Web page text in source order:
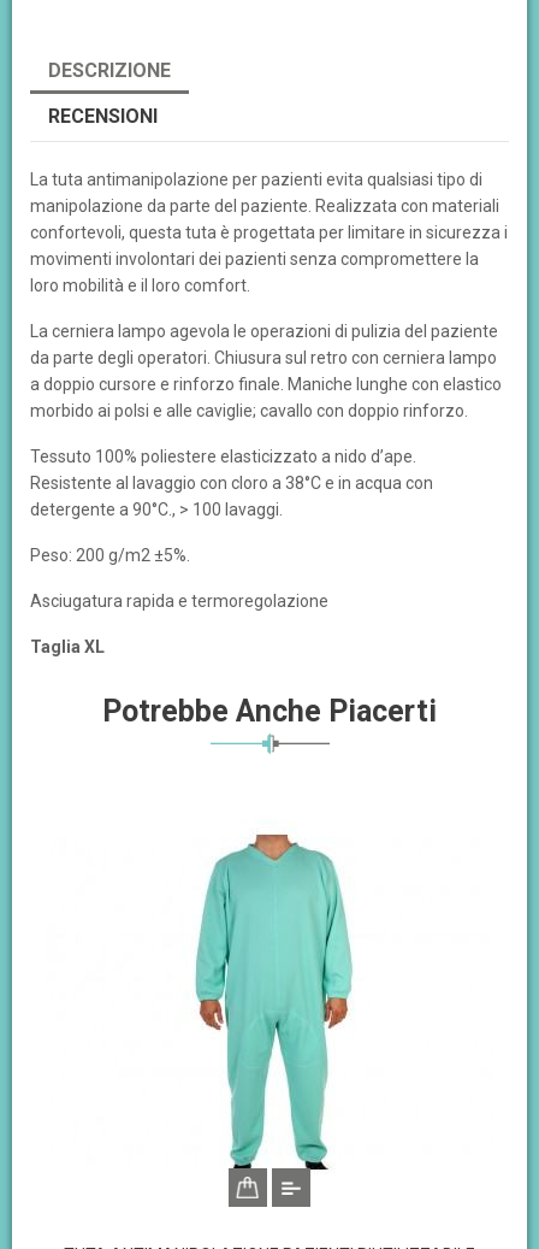
DESCRIZIONE
RECENSIONI
La tuta antimanipolazione per pazienti evita qualsiasi tipo di
manipolazione da parte del paziente. Realizzata con materiali
confortevoli, questa tuta è progettata per limitare in sicurezza i
movimenti involontari dei pazienti senza compromettere la
loro mobilità e il loro comfort.
La cerniera lampo agevola le operazioni di pulizia del paziente
da parte degli operatori. Chiusura sul retro con cerniera lampo
a doppio cursore e rinforzo finale. Maniche lunghe con elastico
morbido ai polsi e alle caviglie; cavallo con doppio rinforzo.
Tessuto 100% poliestere elasticizzato a nido d’ape.
Resistente al lavaggio con cloro a 38°C e in acqua con
detergente a 90°C., > 100 lavaggi.
Peso: 200 g/m2 ±5%.
Asciugatura rapida e termoregolazione
Taglia XL
Potrebbe Anche Piacerti